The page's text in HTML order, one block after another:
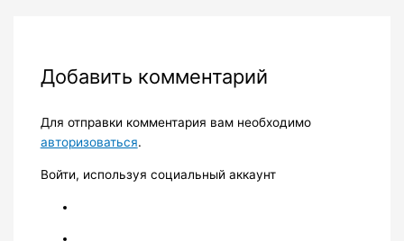
Добавить комментарий
Для отправки комментария вам необходимо
авторизоваться.
Войти, используя социальный аккаунт